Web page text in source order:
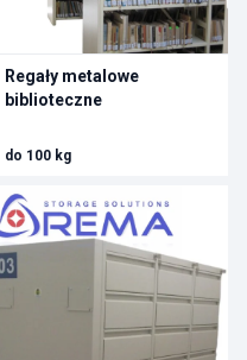
Regały metalowe
biblioteczne
do 100 kg